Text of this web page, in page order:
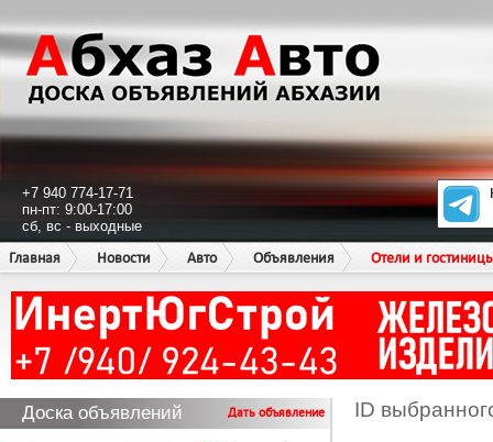
+7 940 774-17-71
пн-пт: 9:00-17:00
сб, вс - выходные
Главная
Новости Авто Объявления Отели и
Доска объявлений Дать объявление ID